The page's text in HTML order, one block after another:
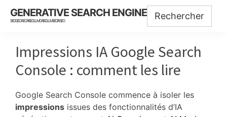
Skip
Skip
Skip
GENERATIVE SEARCH ENGINE
SEO GEO AEO AISEO LLMO AISO LLMSEO IASEO
Impressions IA Google Search
Console : comment les lire
Google Search Console commence à isoler les
impressions issues des fonctionnalités d’IA